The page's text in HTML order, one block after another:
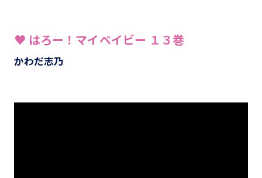
♥ はろー！マイベイビー １３巻
かわだ志乃